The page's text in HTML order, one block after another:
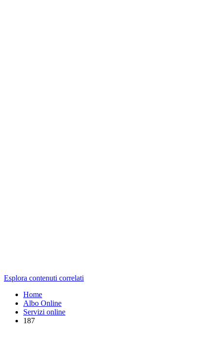
Esplora contenuti correlati
Home
Albo Online
Servizi online
187